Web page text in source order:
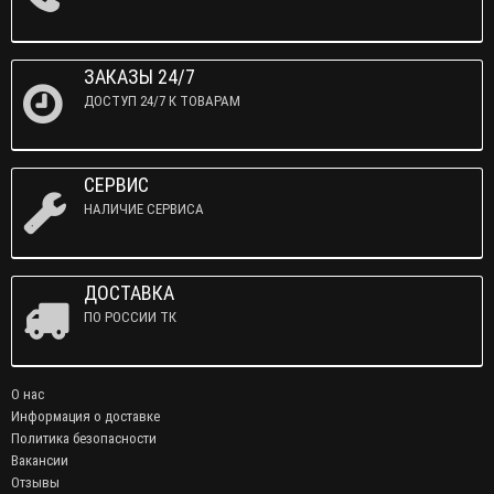
ЗАКАЗЫ 24/7
ДОСТУП 24/7 К ТОВАРАМ
СЕРВИС
НАЛИЧИЕ СЕРВИСА
ДОСТАВКА
ПО РОССИИ ТК
О нас
Информация о доставке
Политика безопасности
Вакансии
Отзывы